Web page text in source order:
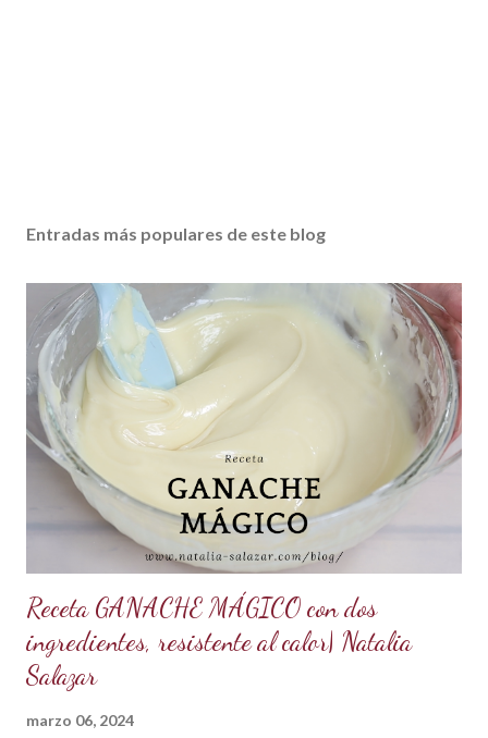
Entradas más populares de este blog
Receta GANACHE MÁGICO con dos
ingredientes, resistente al calor| Natalia
Salazar
marzo 06, 2024